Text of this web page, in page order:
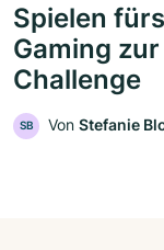
Spielen
Gaming
Challenge
SB Von Stefanie